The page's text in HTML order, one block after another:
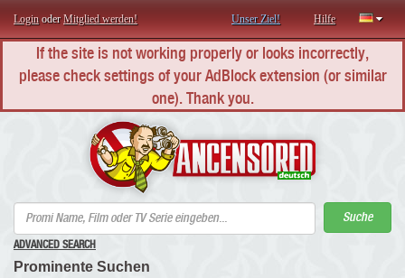
Login oderMitglied werden! Unser Ziel! Hilfe
If the site is not working properly or looks incorrectly,
please check settings of your AdBlock extension (or similar
one). Thank you.
Suche
ADVANCED SEARCH
Prominente Suchen